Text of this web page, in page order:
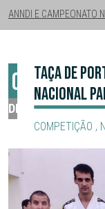
ANNDI E CAMPEONATO
04
DEZ
TAÇA DE
NACIONAL
COMPETIÇÃO ,